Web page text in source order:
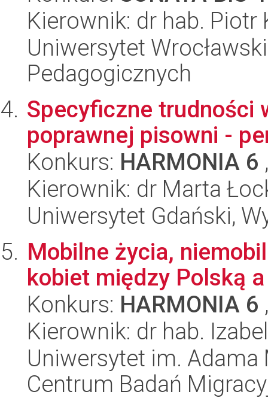
Kierownik: dr hab.
Uniwersytet
Pedagogicznych
Specyficzne trudności
poprawnej pisowni -
Konkurs: HARMONIA 6
Kierownik: dr Marta
Uniwersytet Gdański,
Mobilne życia,
kobiet między Polską
Konkurs: HARMONIA 6
Kierownik: dr hab.
Uniwersytet im.
Centrum Badań